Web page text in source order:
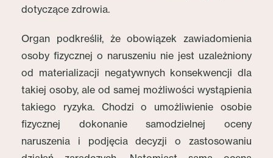
dotyczące zdrowia.
Organ podkreślił, że obowiązek zawiadomienia
osoby fizycznej o naruszeniu nie jest uzależniony
od materializacji negatywnych konsekwencji dla
takiej osoby, ale od samej możliwości wystąpienia
takiego ryzyka. Chodzi o umożliwienie osobie
fizycznej dokonanie samodzielnej oceny
naruszenia i podjęcia decyzji o zastosowaniu